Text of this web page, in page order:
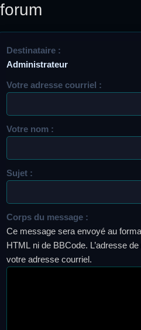
forum
Destinataire :
Administrateur
Votre adresse courriel :
Votre nom :
Sujet :
Corps du message :
Ce message sera envoyé au
HTML ni de BBCode. L’adresse
votre adresse courriel.